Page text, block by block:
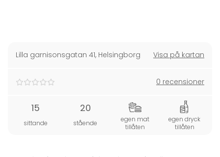
Lilla garnisonsgatan 41, Helsingborg Visa på kartan
0 recensioner
15
sittande
20
stående
egen mat
tillåten
egen dryck
tillåten